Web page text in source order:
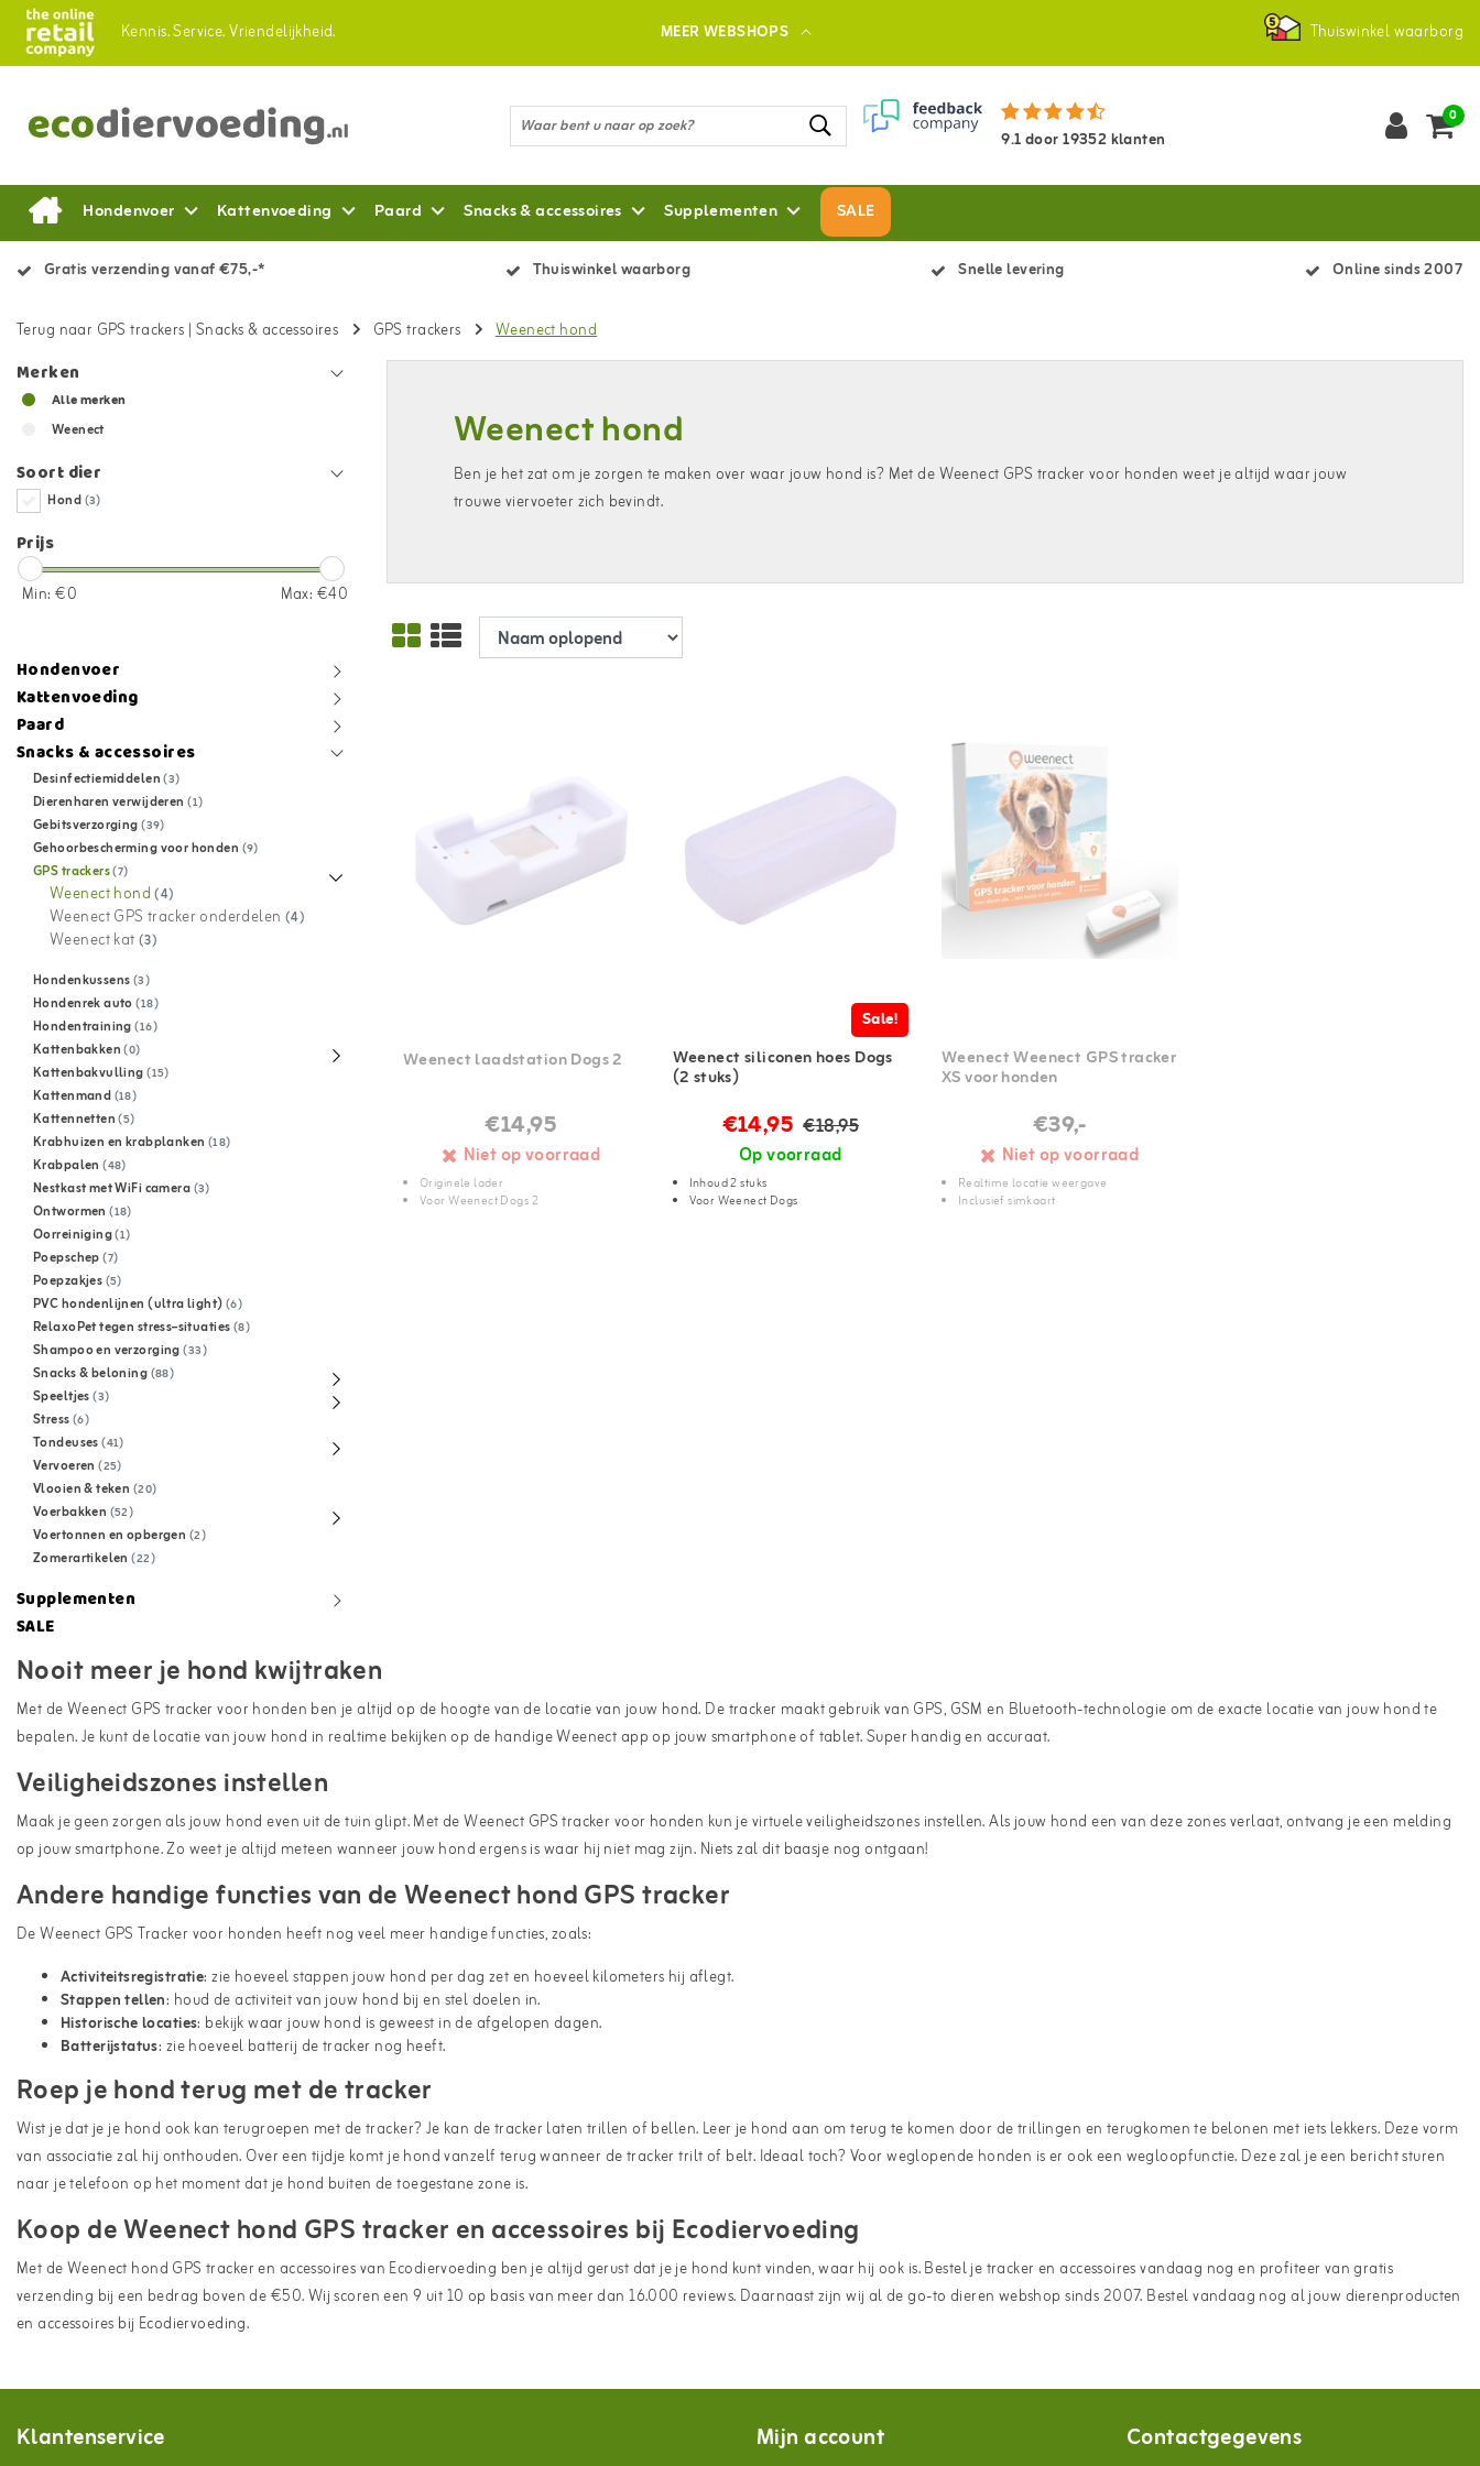
Kennis.Service.Vriendelijkheid. MEER WEBSHOPS Thuiswinkel waarborg
9.1door19352klanten
0
Hondenvoer Kattenvoeding Paard Snacks & accessoires Supplementen SALE
Gratis verzending vanaf €75,-* Thuiswinkel waarborg Snelle levering Online sinds 2007
Terug naar GPS trackers | Snacks & accessoires GPS trackers Weenect hond
Merken
Alle merken
Weenect
Soort dier
Hond(3)
Prijs
Min: €0 Max: €40
Hondenvoer
Kattenvoeding
Paard
Snacks & accessoires
Desinfectiemiddelen(3)
Dierenharen verwijderen(1)
Gebitsverzorging(39)
Gehoorbescherming voor honden (9)
GPS trackers(7)
Weenect hond(4)
Weenect GPS tracker onderdelen(4)
Weenect kat(3)
Hondenkussens(3)
Hondenrek auto(18)
Hondentraining(16)
Kattenbakken(0)
Kattenbakvulling(15)
Kattenmand(18)
Kattennetten(5)
Krabhuizen en krabplanken (18)
Krabpalen(48)
Nestkast met WiFi camera(3)
Ontwormen(18)
Oorreiniging(1)
Poepschep(7)
Poepzakjes(5)
PVC hondenlijnen (ultra light)(6)
RelaxoPet tegen stress–situaties(8)
Shampoo en verzorging(33)
Snacks & beloning(88)
Speeltjes(3)
Stress(6)
Tondeuses(41)
Vervoeren(25)
Vlooien & teken (20)
Voerbakken (52)
Voertonnen en opbergen (2)
Zomerartikelen(22)
Supplementen
SALE
Weenect hond
Ben je het zat om je zorgen te maken over waar jouw hond is? Met de Weenect GPS tracker voor honden weet je altijd waar jouw
trouwe viervoeter zich bevindt.
Weenect laadstation Dogs 2
€14,95
Niet op voorraad
Originele lader
Voor Weenect Dogs 2
Sale!
Weenect siliconen hoes Dogs
(2 stuks)
€14,95 €18,95
Op voorraad
Inhoud 2 stuks
Voor Weenect Dogs
Weenect Weenect GPS tracker
XS voor honden
€39,-
Niet op voorraad
Realtime locatie weergave
Inclusief simkaart
Nooit meer je hond kwijtraken
Met de Weenect GPS tracker voor honden ben je altijd op de hoogte van de locatie van jouw hond. De tracker maakt gebruik van GPS, GSM en Bluetooth-technologie om de exacte locatie van jouw hond te
bepalen. Je kunt de locatie van jouw hond in realtime bekijken op de handige Weenect app op jouw smartphone of tablet. Super handig en accuraat.
Veiligheidszones instellen
Maak je geen zorgen als jouw hond even uit de tuin glipt. Met de Weenect GPS tracker voor honden kun je virtuele veiligheidszones instellen. Als jouw hond een van deze zones verlaat, ontvang je een melding
op jouw smartphone. Zo weet je altijd meteen wanneer jouw hond ergens is waar hij niet mag zijn. Niets zal dit baasje nog ontgaan!
Andere handige functies van de Weenect hond GPS tracker
De Weenect GPS Tracker voor honden heeft nog veel meer handige functies, zoals:
Activiteitsregistratie: zie hoeveel stappen jouw hond per dag zet en hoeveel kilometers hij aflegt.
Stappentellen: houd de activiteit van jouw hond bij en stel doelen in.
Historischelocaties: bekijk waar jouw hond is geweest in de afgelopen dagen.
Batterijstatus: zie hoeveel batterij de tracker nog heeft.
Roep je hond terug met de tracker
Wist je dat je je hond ook kan terugroepen met de tracker? Je kan de tracker laten trillen of bellen. Leer je hond aan om terug te komen door de trillingen en terugkomen te belonen met iets lekkers. Deze vorm
van associatie zal hij onthouden. Over een tijdje komt je hond vanzelf terug wanneer de tracker trilt of belt. Ideaal toch? Voor weglopende honden is er ook een wegloopfunctie. Deze zal je een bericht sturen
naar je telefoon op het moment dat je hond buiten de toegestane zone is.
Koop de Weenect hond GPS tracker en accessoires bij Ecodiervoeding
Met de Weenect hond GPS tracker en accessoires van Ecodiervoeding ben je altijd gerust dat je je hond kunt vinden, waar hij ook is. Bestel je tracker en accessoires vandaag nog en profiteer van gratis
verzending bij een bedrag boven de €50. Wij scoren een 9 uit 10 op basis van meer dan 16.000 reviews. Daarnaast zijn wij al de go-to dieren webshop sinds 2007. Bestel vandaag nog al jouw dierenproducten
en accessoires bij Ecodiervoeding.
Klantenservice Mijn account Contactgegevens